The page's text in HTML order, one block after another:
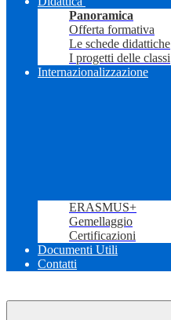
Panoramica
Offerta formativa
Le schede didattiche
I progetti delle classi
Internazionalizzazione
ERASMUS+
Gemellaggio
Certificazioni
Documenti Utili
Contatti